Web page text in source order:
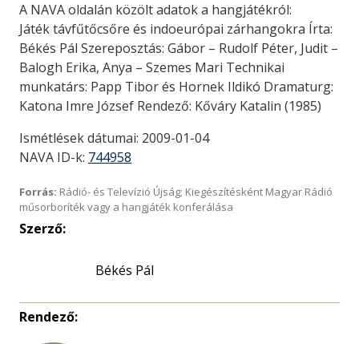
A NAVA oldalán közölt adatok a hangjátékról:
Játék távfűtőcsőre és indoeurópai zárhangokra Írta:
Békés Pál Szereposztás: Gábor – Rudolf Péter, Judit –
Balogh Erika, Anya – Szemes Mari Technikai
munkatárs: Papp Tibor és Hornek Ildikó Dramaturg:
Katona Imre József Rendező: Kőváry Katalin (1985)
Ismétlések dátumai: 2009-01-04
NAVA ID-k: 744958
Forrás: Rádió- és Televízió Újság; Kiegészítésként Magyar Rádió
műsorboríték vagy a hangjáték konferálása
Szerző:
Békés Pál
Rendező: